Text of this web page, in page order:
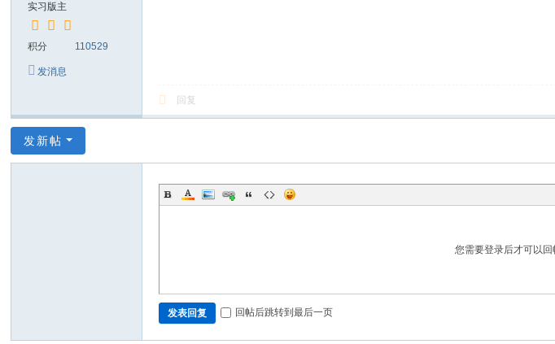
实习版主
积分 110529
发消息
回复
发新帖
您需要登录后才可以
发表回复 回帖后跳转到最后一页